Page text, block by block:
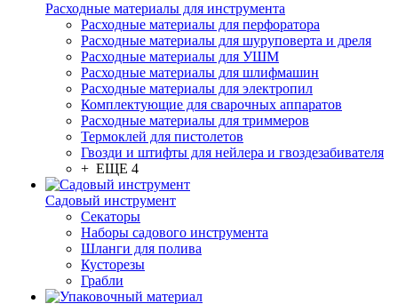
Расходные материалы для инструмента
Расходные материалы для перфоратора
Расходные материалы для шуруповерта и дреля
Расходные материалы для УШМ
Расходные материалы для шлифмашин
Расходные материалы для электропил
Комплектующие для сварочных аппаратов
Расходные материалы для триммеров
Термоклей для пистолетов
Гвозди и штифты для нейлера и гвоздезабивателя
+ ЕЩЕ 4
Садовый инструмент
Секаторы
Наборы садового инструмента
Шланги для полива
Кусторезы
Грабли